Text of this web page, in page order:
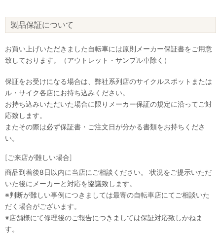
製品保証について
お買い上げいただきました自転車には原則メーカー保証書をご用意
致しております。（アウトレット・サンプル車除く）
保証をお受けになる場合は、弊社系列店のサイクルスポットまたは
ル・サイク各店にお持ち込みください。
お持ち込みいただいた場合に限りメーカー保証の規定に沿ってご対
応致します。
またその際は必ず保証書・ご注文日が分かる書類をお持ちくださ
い。
[ご来店が難しい場合]
商品到着後8日以内に当店にご相談ください。 状況をご提示いただ
いた後にメーカーと対応を協議致します。
※判断が難しい事例につきましては最寄の自転車店にてご相談いた
だく場合がございます。
※店舗様にて修理後のご報告につきましては保証対応致しかねま
す。